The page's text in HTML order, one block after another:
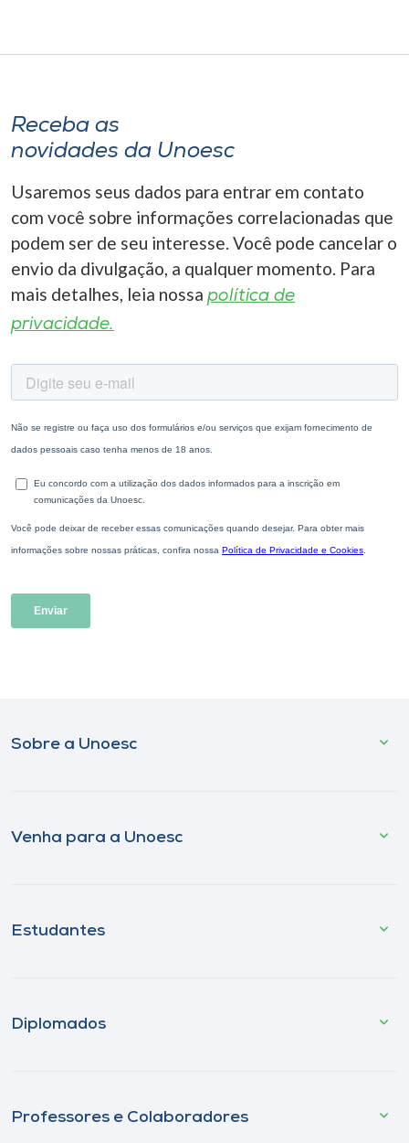
Receba as
novidades da Unoesc
Usaremos seus dados para entrar em contato
com você sobre informações correlacionadas que
podem ser de seu interesse. Você pode cancelar o
envio da divulgação, a qualquer momento. Para
mais detalhes, leia nossa política de
privacidade.
Sobre a Unoesc
Venha para a Unoesc
Estudantes
Diplomados
Professores e Colaboradores